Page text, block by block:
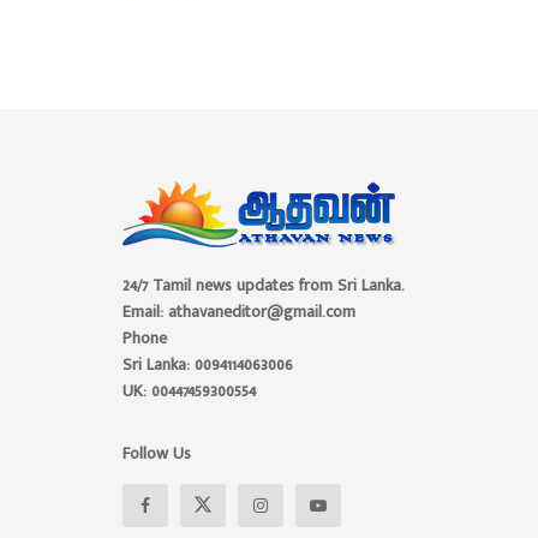
24/7 Tamil news updates from Sri Lanka.
Email: athavaneditor@gmail.com
Phone
Sri Lanka: 0094114063006
UK: 00447459300554
Follow Us